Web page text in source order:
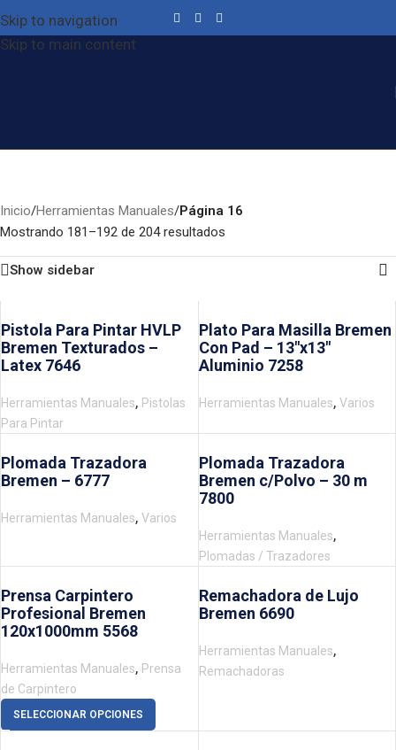
Skip to navigation
Skip to main content
Inicio/Herramientas Manuales/Página 16
Mostrando 181–192 de 204 resultados
Show sidebar
Pistola Para Pintar HVLP
Bremen Texturados –
Latex 7646
Herramientas Manuales, Pistolas
Para Pintar
Plato Para Masilla Bremen
Con Pad – 13″x13″
Aluminio 7258
Herramientas Manuales, Varios
Plomada Trazadora
Bremen – 6777
Herramientas Manuales, Varios
Plomada Trazadora
Bremen c/Polvo – 30 m
7800
Herramientas Manuales,
Plomadas / Trazadores
Prensa Carpintero
Profesional Bremen
120x1000mm 5568
Herramientas Manuales, Prensa
de Carpintero
SELECCIONAR OPCIONES
Remachadora de Lujo
Bremen 6690
Herramientas Manuales,
Remachadoras